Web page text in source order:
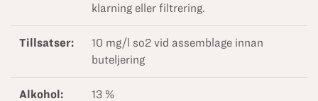
klarning eller filtrering.
Tillsatser:
10 mg/l so2 vid assemblage innan
buteljering
Alkohol: 13 %